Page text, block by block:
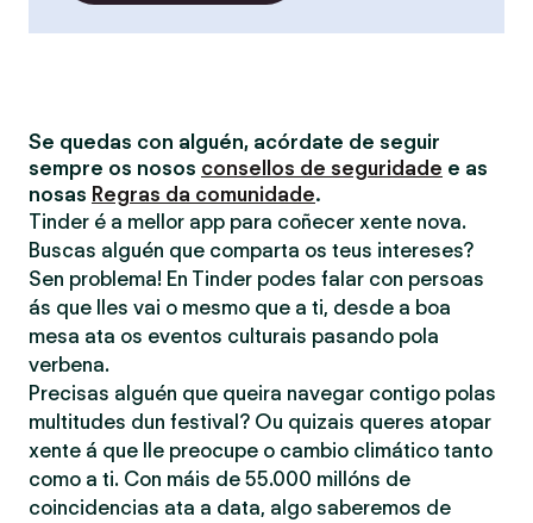
Se quedas con alguén, acórdate de seguir
sempre os nosos consellos de seguridade e as
nosas Regras da comunidade.
Tinder é a mellor app para coñecer xente nova.
Buscas alguén que comparta os teus intereses?
Sen problema! En Tinder podes falar con persoas
ás que lles vai o mesmo que a ti, desde a boa
mesa ata os eventos culturais pasando pola
verbena.
Precisas alguén que queira navegar contigo polas
multitudes dun festival? Ou quizais queres atopar
xente á que lle preocupe o cambio climático tanto
como a ti. Con máis de 55.000 millóns de
coincidencias ata a data, algo saberemos de